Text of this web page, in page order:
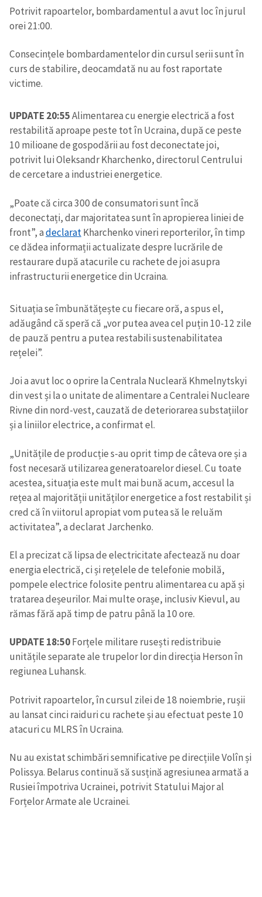
Potrivit rapoartelor, bombardamentul a avut loc în jurul
orei 21:00.
Consecințele bombardamentelor din cursul serii sunt în
curs de stabilire, deocamdată nu au fost raportate
victime.
UPDATE 20:55Alimentarea cu energie electrică a fost
restabilită aproape peste tot în Ucraina, după ce peste
10 milioane de gospodării au fost deconectate joi,
potrivit lui Oleksandr Kharchenko, directorul Centrului
de cercetare a industriei energetice.
„Poate că circa 300 de consumatori sunt încă
deconectați, dar majoritatea sunt în apropierea liniei de
front”, adeclaratKharchenko vineri reporterilor, în timp
ce dădea informații actualizate despre lucrările de
restaurare după atacurile cu rachete de joi asupra
infrastructurii energetice din Ucraina.
Situația se îmbunătățește cu fiecare oră, a spus el,
adăugând că speră că „vor putea avea cel puțin 10-12 zile
de pauză pentru a putea restabili sustenabilitatea
rețelei”.
Joi a avut loc o oprire la Centrala Nucleară Khmelnytskyi
din vest și la o unitate de alimentare a Centralei Nucleare
Rivne din nord-vest, cauzată de deteriorarea substațiilor
și a liniilor electrice, a confirmat el.
„Unitățile de producție s-au oprit timp de câteva ore și a
fost necesară utilizarea generatoarelor diesel. Cu toate
acestea, situația este mult mai bună acum, accesul la
rețea al majorității unităților energetice a fost restabilit și
cred că în viitorul apropiat vom putea să le reluăm
activitatea”, a declarat Jarchenko.
El a precizat că lipsa de electricitate afectează nu doar
energia electrică, ci și rețelele de telefonie mobilă,
pompele electrice folosite pentru alimentarea cu apă și
tratarea deșeurilor. Mai multe orașe, inclusiv Kievul, au
rămas fără apă timp de patru până la 10 ore.
UPDATE 18:50Forțele militare rusești redistribuie
unitățile separate ale trupelor lor din direcția Herson în
regiunea Luhansk.
Potrivit rapoartelor, în cursul zilei de 18 noiembrie, rușii
au lansat cinci raiduri cu rachete și au efectuat peste 10
atacuri cu MLRS în Ucraina.
Nu au existat schimbări semnificative pe direcțiile Volîn și
Polissya. Belarus continuă să susțină agresiunea armată a
Rusiei împotriva Ucrainei, potrivit Statului Major al
Forțelor Armate ale Ucrainei.